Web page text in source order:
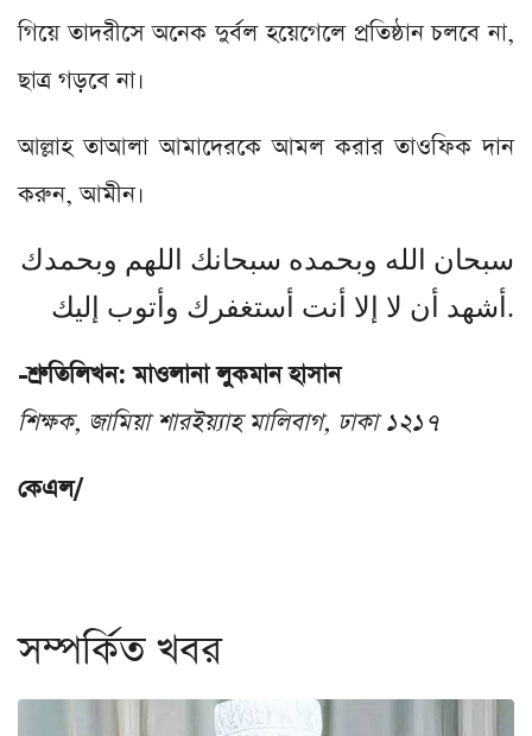
গিয়ে তাদরীসে অনেক দুর্বল হয়েগেলে প্রতিষ্ঠান চলবে না,
ছাত্র গড়বে না।
আল্লাহ তাআলা আমাদেরকে আমল করার তাওফিক দান
করুন, আমীন।
سبحان الله وبحمده سبحانك اللهم وبحمدك
أشهد أن لا إلا أنت أستغفرك وأتوب إليك.
-শ্রুতিলিখন: মাওলানা লুকমান হাসান
শিক্ষক, জামিয়া শারইয়্যাহ মালিবাগ, ঢাকা ১২১৭
কেএল/
সম্পর্কিত খবর